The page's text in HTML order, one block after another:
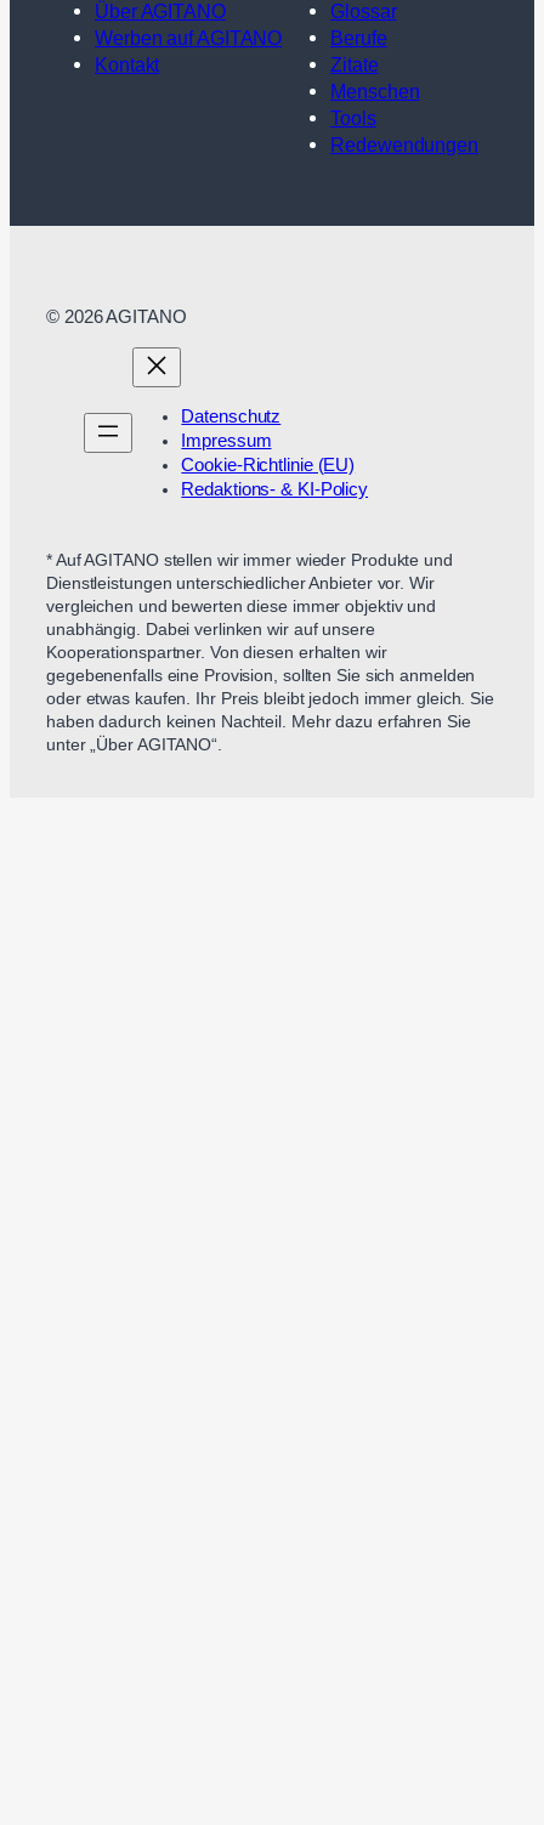
Über AGITANO
Werben auf AGITANO
Kontakt
Glossar
Berufe
Zitate
Menschen
Tools
Redewendungen
© 2026 AGITANO
Datenschutz
Impressum
Cookie-Richtlinie (EU)
Redaktions- & KI-Policy
* Auf AGITANO stellen wir immer wieder Produkte und
Dienstleistungen unterschiedlicher Anbieter vor. Wir
vergleichen und bewerten diese immer objektiv und
unabhängig. Dabei verlinken wir auf unsere
Kooperationspartner. Von diesen erhalten wir
gegebenenfalls eine Provision, sollten Sie sich anmelden
oder etwas kaufen. Ihr Preis bleibt jedoch immer gleich. Sie
haben dadurch keinen Nachteil. Mehr dazu erfahren Sie
unter „Über AGITANO“.